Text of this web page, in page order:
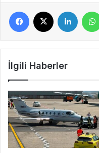
Facebook LinkedIn
İlgili Haberler